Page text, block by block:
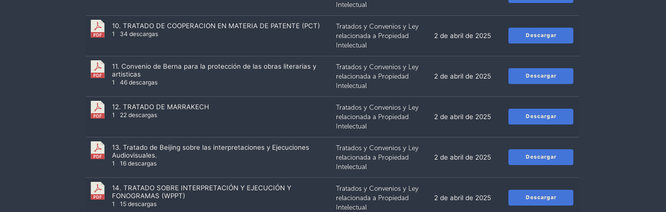
Intelectual
10. TRATADO DE COOPERACION EN MATERIA DE PATENTE (PCT)
1 34 descargas
Tratados y Convenios y Ley
relacionada a Propiedad
Intelectual
2 de abril de 2025 Descargar
11. Convenio de Berna para la protección de las obras literarias y
artisticas
1 46 descargas
Tratados y Convenios y Ley
relacionada a Propiedad
Intelectual
2 de abril de 2025 Descargar
12. TRATADO DE MARRAKECH
1 22 descargas
Tratados y Convenios y Ley
relacionada a Propiedad
Intelectual
2 de abril de 2025 Descargar
13. Tratado de Beijing sobre las interpretaciones y Ejecuciones
Audiovisuales.
1 16 descargas
Tratados y Convenios y Ley
relacionada a Propiedad
Intelectual
2 de abril de 2025 Descargar
14. TRATADO SOBRE INTERPRETACIÓN Y EJECUCIÓN Y
FONOGRAMAS (WPPT)
1 15 descargas
Tratados y Convenios y Ley
relacionada a Propiedad
Intelectual
2 de abril de 2025 Descargar